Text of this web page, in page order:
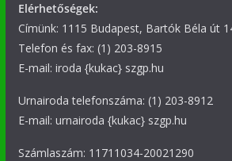
Elérhetőségek:
Címünk: 1115 Budapest, Bartók Béla út
Telefon és fax: (1) 203-8915
E-mail: iroda {kukac} szgp.hu
Urnairoda telefonszáma: (1) 203-8912
E-mail: urnairoda {kukac} szgp.hu
Számlaszám: 11711034-20021290